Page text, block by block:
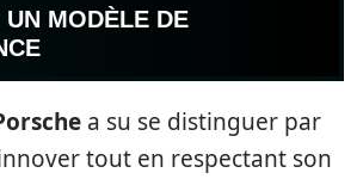
MODÈLE DE
a su se distinguer par
tout en respectant son